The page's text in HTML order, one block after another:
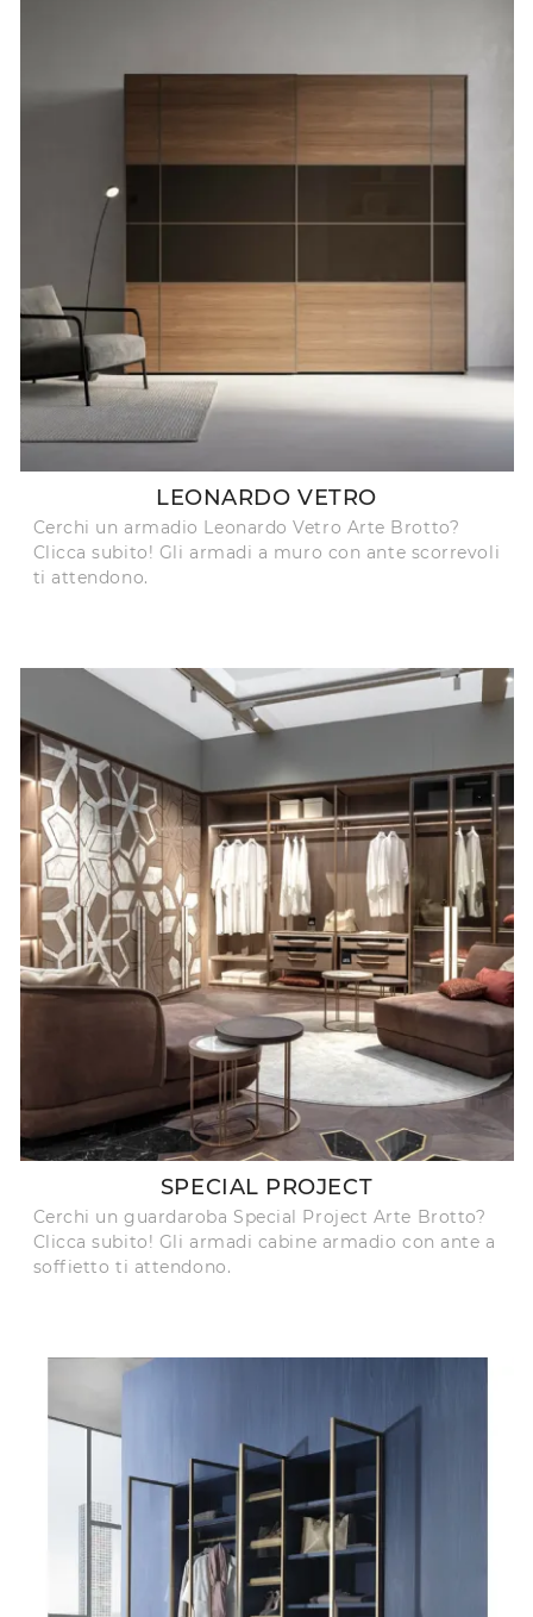
LEONARDO VETRO
Cerchi un armadio Leonardo Vetro Arte Brotto?
Clicca subito! Gli armadi a muro con ante scorrevoli
ti attendono.
SPECIAL PROJECT
Cerchi un guardaroba Special Project Arte Brotto?
Clicca subito! Gli armadi cabine armadio con ante a
soffietto ti attendono.